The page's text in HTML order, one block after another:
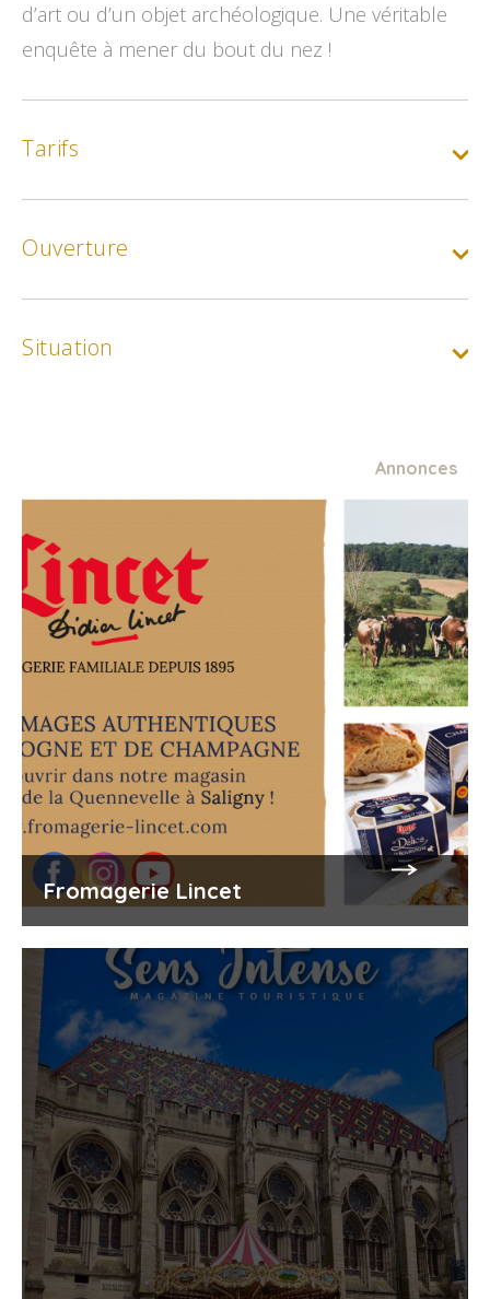
d’art ou d’un objet archéologique. Une véritable
enquête à mener du bout du nez !
Tarifs
Tarif de base
Ouverture
Situation
Annonces
Fromagerie Lincet